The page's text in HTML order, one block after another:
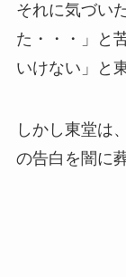
それに気づい
た・・・」と
いけない」と
しかし東堂は
の告白を闇に